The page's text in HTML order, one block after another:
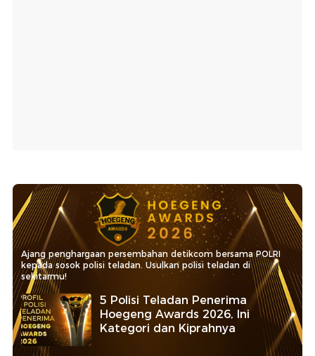
Ajang penghargaan persembahan detikcom bersama POLRI
kepada sosok polisi teladan. Usulkan polisi teladan di
sekitarmu!
5 Polisi Teladan Penerima
Hoegeng Awards 2026, Ini
Kategori dan Kiprahnya